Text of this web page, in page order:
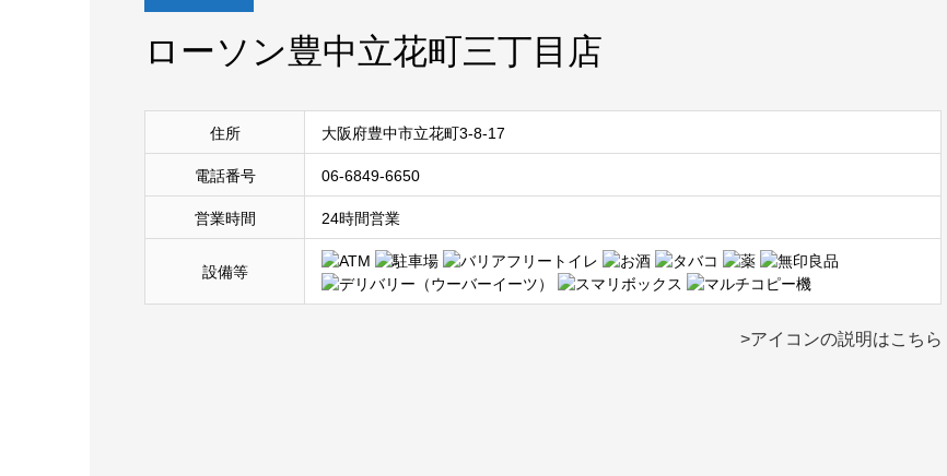
ローソン豊中立花町三丁目店
住所 大阪府豊中市立花町3-8-17
電話番号 06-6849-6650
営業時間 24時間営業
設備等
>アイコンの説明はこちら